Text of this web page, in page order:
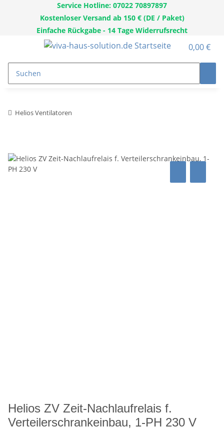
Service Hotline: 07022 70897897
Kostenloser Versand ab 150 € (DE / Paket)
Einfache Rückgabe - 14 Tage Widerrufsrecht
0,00 €
Helios Ventilatoren
Helios ZV Zeit-Nachlaufrelais f.
Verteilerschrankeinbau, 1-PH 230 V